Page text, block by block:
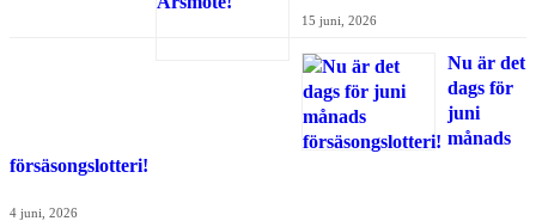
15 juni, 2026
Nu är det
dags för
juni
månads
försäsongslotteri!
4 juni, 2026